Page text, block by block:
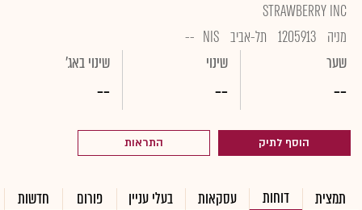
STRAWBERRY INC
מניה 1205913 תל-אביב NIS
--
שער
--
שינוי
--
שינוי באג'
--
הוסף לתיק התראות
תמצית דוחות עסקאות בעלי עניין פורום חדשות